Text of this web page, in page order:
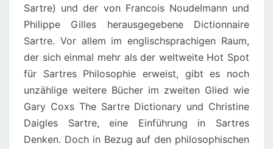
Sartre) und der von Francois Noudelmann und
Philippe Gilles herausgegebene Dictionnaire
Sartre. Vor allem im englischsprachigen Raum,
der sich einmal mehr als der weltweite Hot Spot
für Sartres Philosophie erweist, gibt es noch
unzählige weitere Bücher im zweiten Glied wie
Gary Coxs The Sartre Dictionary und Christine
Daigles Sartre, eine Einführung in Sartres
Denken. Doch in Bezug auf den philosophischen